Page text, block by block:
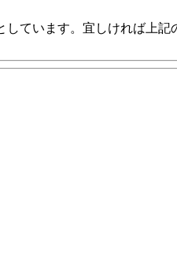
しています。宜しければ上